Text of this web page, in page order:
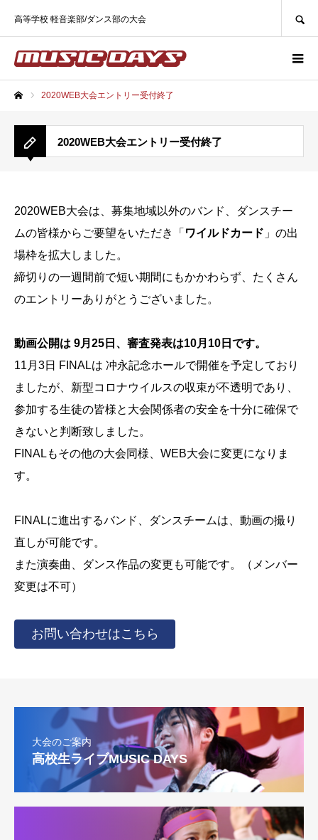
高等学校 軽音楽部/ダンス部の大会
2020WEB大会エントリー受付終了
2020WEB大会エントリー受付終了
2020WEB大会は、募集地域以外のバンド、ダンスチー
ムの皆様からご要望をいただき「 ワイルドカード 」の出
場枠を拡大しました。
締切りの一週間前で短い期間にもかかわらず、たくさん
のエントリーありがとうございました。
動画公開は 9月25日、審査発表は10月10日です。
11月3日 FINALは 冲永記念ホールで開催を予定しており
ましたが、新型コロナウイルスの収束が不透明であり、
参加する生徒の皆様と大会関係者の安全を十分に確保で
きないと判断致しました。
FINALもその他の大会同様、WEB大会に変更になりま
す。
FINALに進出するバンド、ダンスチームは、動画の撮り
直しが可能です。
また演奏曲、ダンス作品の変更も可能です。（メンバー
変更は不可）
お問い合わせはこちら
大会のご案内
高校生ライブMUSIC DAYS